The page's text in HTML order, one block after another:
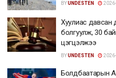
BYUNDESTEN
Хуулиас давсан
болгуулж, 30
цэгцэлжээ
BYUNDESTEN
Болдбаатарын